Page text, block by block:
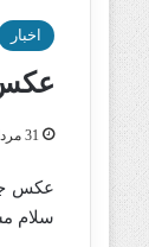
اخبار
عکس
31 مرداد, 1403
عکس
سلام